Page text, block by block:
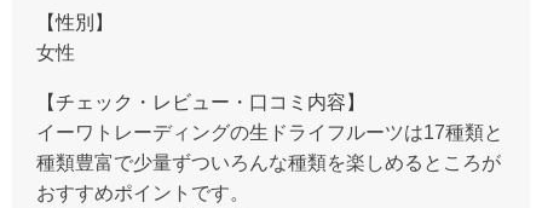
【性別】
女性
【チェック・レビュー・口コミ内容】
イーワトレーディングの生ドライフルーツは17種類と
種類豊富で少量ずついろんな種類を楽しめるところが
おすすめポイントです。